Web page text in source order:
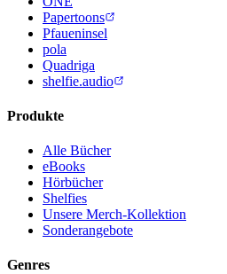
Papertoons
Pfaueninsel
pola
Quadriga
shelfie.audio
Produkte
Alle Bücher
eBooks
Hörbücher
Shelfies
Unsere Merch-Kollektion
Sonderangebote
Genres